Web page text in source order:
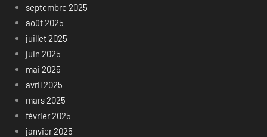
septembre 2025
août 2025
juillet 2025
juin 2025
mai 2025
avril 2025
mars 2025
février 2025
janvier 2025